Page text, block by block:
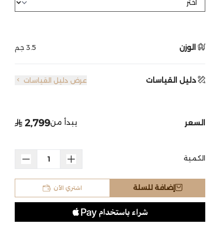
الوزن 3.5 جم
دليل القياسات عرض دليل القياسات
السعر يبدأ من2,799
الكمية
إضافة للسلة اشتري الآن